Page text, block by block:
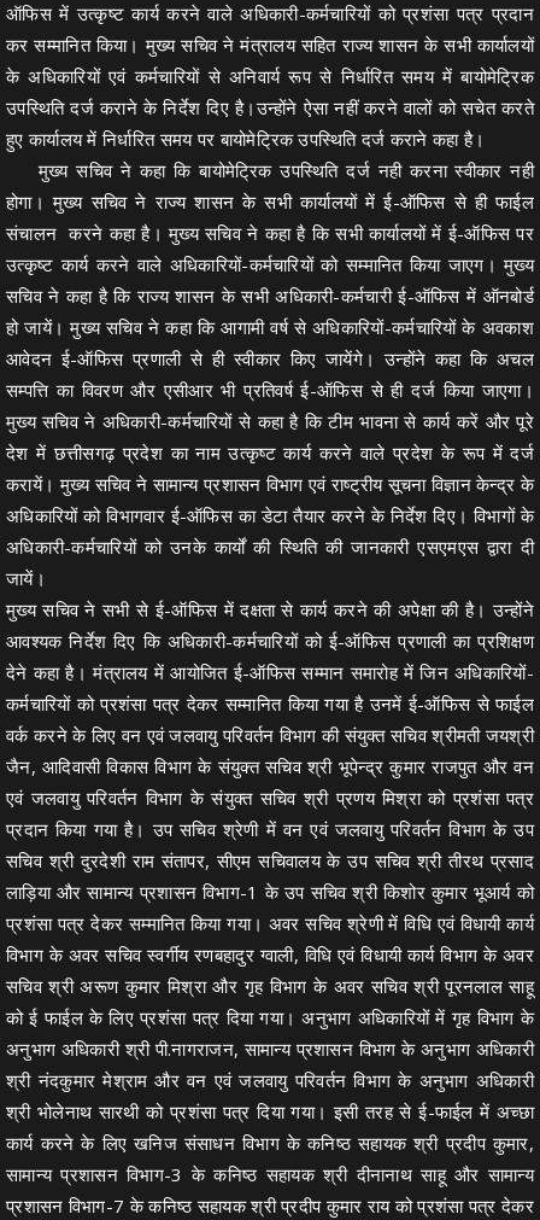
ऑफिस में उत्कृष्ट कार्य करने वाले अधिकारी-कर्मचारियों को प्रशंसा पत्र प्रदान
कर सम्मानित किया। मुख्य सचिव ने मंत्रालय सहित राज्य शासन के सभी कार्यालयों
के अधिकारियों एवं कर्मचारियों से अनिवार्य रूप से निर्धारित समय में बायोमेट्रिक
उपस्थिति दर्ज कराने के निर्देश दिए है।उन्होंने ऐसा नहीं करने वालों को सचेत करते
हुए कार्यालय में निर्धारित समय पर बायोमेट्रिक उपस्थिति दर्ज कराने कहा है।
मुख्य सचिव ने कहा कि बायोमेट्रिक उपस्थिति दर्ज नही करना स्वीकार नही
होगा। मुख्य सचिव ने राज्य शासन के सभी कार्यालयों में ई-ऑफिस से ही फाईल
संचालन करने कहा है। मुख्य सचिव ने कहा है कि सभी कार्यालयों में ई-ऑफिस पर
उत्कृष्ट कार्य करने वाले अधिकारियों-कर्मचारियों को सम्मानित किया जाएग। मुख्य
सचिव ने कहा है कि राज्य शासन के सभी अधिकारी-कर्मचारी ई-ऑफिस में ऑनबोर्ड
हो जायें। मुख्य सचिव ने कहा कि आगामी वर्ष से अधिकारियों-कर्मचारियों के अवकाश
आवेदन ई-ऑफिस प्रणाली से ही स्वीकार किए जायेंगे। उन्होंने कहा कि अचल
सम्पत्ति का विवरण और एसीआर भी प्रतिवर्ष ई-ऑफिस से ही दर्ज किया जाएगा।
मुख्य सचिव ने अधिकारी-कर्मचारियों से कहा है कि टीम भावना से कार्य करें और पूरे
देश में छत्तीसगढ़ प्रदेश का नाम उत्कृष्ट कार्य करने वाले प्रदेश के रूप में दर्ज
करायें। मुख्य सचिव ने सामान्य प्रशासन विभाग एवं राष्ट्रीय सूचना विज्ञान केन्द्र के
अधिकारियों को विभागवार ई-ऑफिस का डेटा तैयार करने के निर्देश दिए। विभागों के
अधिकारी-कर्मचारियों को उनके कार्यों की स्थिति की जानकारी एसएमएस द्वारा दी
जायें।
मुख्य सचिव ने सभी से ई-ऑफिस में दक्षता से कार्य करने की अपेक्षा की है। उन्होंने
आवश्यक निर्देश दिए कि अधिकारी-कर्मचारियों को ई-ऑफिस प्रणाली का प्रशिक्षण
देने कहा है। मंत्रालय में आयोजित ई-ऑफिस सम्मान समारोह में जिन अधिकारियों-
कर्मचारियों को प्रशंसा पत्र देकर सम्मानित किया गया है उनमें ई-ऑफिस से फाईल
वर्क करने के लिए वन एवं जलवायु परिवर्तन विभाग की संयुक्त सचिव श्रीमती जयश्री
जैन, आदिवासी विकास विभाग के संयुक्त सचिव श्री भूपेन्द्र कुमार राजपुत और वन
एवं जलवायु परिवर्तन विभाग के संयुक्त सचिव श्री प्रणय मिश्रा को प्रशंसा पत्र
प्रदान किया गया है। उप सचिव श्रेणी में वन एवं जलवायु परिवर्तन विभाग के उप
सचिव श्री दुरदेशी राम संतापर, सीएम सचिवालय के उप सचिव श्री तीरथ प्रसाद
लाड़िया और सामान्य प्रशासन विभाग-1 के उप सचिव श्री किशोर कुमार भूआर्य को
प्रशंसा पत्र देकर सम्मानित किया गया। अवर सचिव श्रेणी में विधि एवं विधायी कार्य
विभाग के अवर सचिव स्वर्गीय रणबहादुर ग्वाली, विधि एवं विधायी कार्य विभाग के अवर
सचिव श्री अरूण कुमार मिश्रा और गृह विभाग के अवर सचिव श्री पूरनलाल साहू
को ई फाईल के लिए प्रशंसा पत्र दिया गया। अनुभाग अधिकारियों में गृह विभाग के
अनुभाग अधिकारी श्री पी.नागराजन, सामान्य प्रशासन विभाग के अनुभाग अधिकारी
श्री नंदकुमार मेश्राम और वन एवं जलवायु परिवर्तन विभाग के अनुभाग अधिकारी
श्री भोलेनाथ सारथी को प्रशंसा पत्र दिया गया। इसी तरह से ई-फाईल में अच्छा
कार्य करने के लिए खनिज संसाधन विभाग के कनिष्ठ सहायक श्री प्रदीप कुमार,
सामान्य प्रशासन विभाग-3 के कनिष्ठ सहायक श्री दीनानाथ साहू और सामान्य
प्रशासन विभाग-7 के कनिष्ठ सहायक श्री प्रदीप कुमार राय को प्रशंसा पत्र देकर